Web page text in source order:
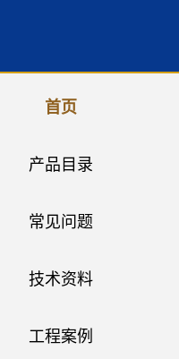
首页
产品目录
常见问题
技术资料
工程案例